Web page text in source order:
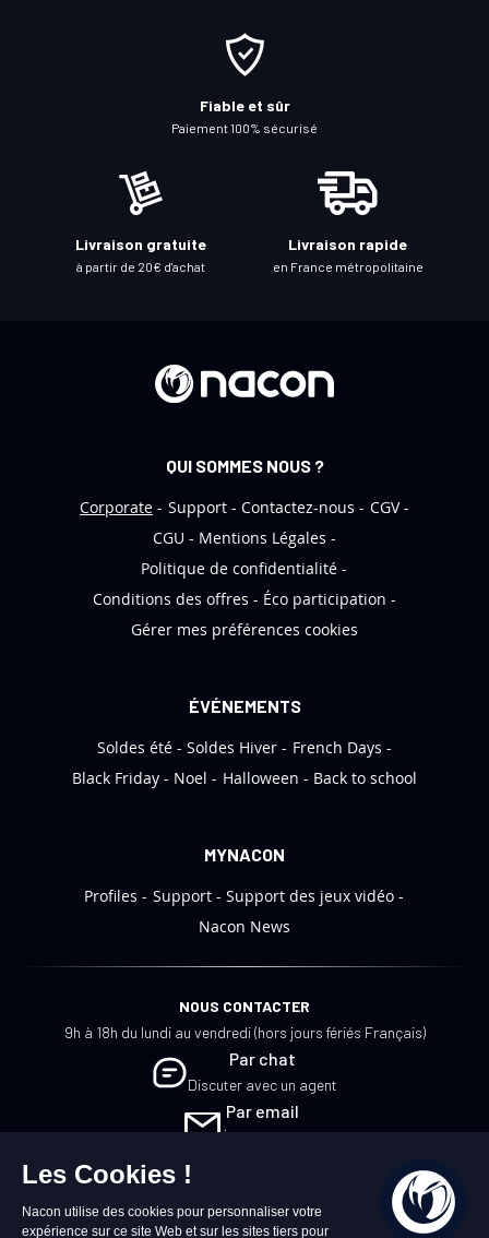
Fiable et sûr
Paiement 100% sécurisé
Livraison gratuite
à partir de 20€ d'achat
Livraison rapide
en France métropolitaine
QUI SOMMES NOUS ?
Corporate
Support Contactez-nous
CGV
CGU
Mentions Légales
Politique de confidentialité
Conditions des offres
Éco participation
Gérer mes préférences cookies
ÉVÉNEMENTS
Soldes été
Soldes Hiver
French Days
Black Friday
Noel Halloween Back to school
MYNACON
Profiles
Support
Support des jeux vidéo
Nacon News
NOUS CONTACTER
9h à 18h du lundi au vendredi (hors jours fériés Français)
Par chat
Discuter avec un agent
Par email
Écrivez-nous